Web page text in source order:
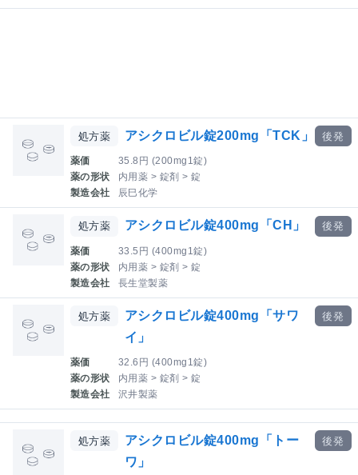
処方薬 アシクロビル錠200mg「TCK」
薬価
35.8円 (200mg1錠)
薬の形状
内用薬 > 錠剤 > 錠
製造会社
辰巳化学
後発
処方薬 アシクロビル錠400mg「CH」
薬価
33.5円 (400mg1錠)
薬の形状
内用薬 > 錠剤 > 錠
製造会社
長生堂製薬
後発
処方薬
アシクロビル錠400mg「サワ
イ」
薬価
32.6円 (400mg1錠)
薬の形状
内用薬 > 錠剤 > 錠
製造会社
沢井製薬
後発
処方薬
アシクロビル錠400mg「トー
ワ」
後発